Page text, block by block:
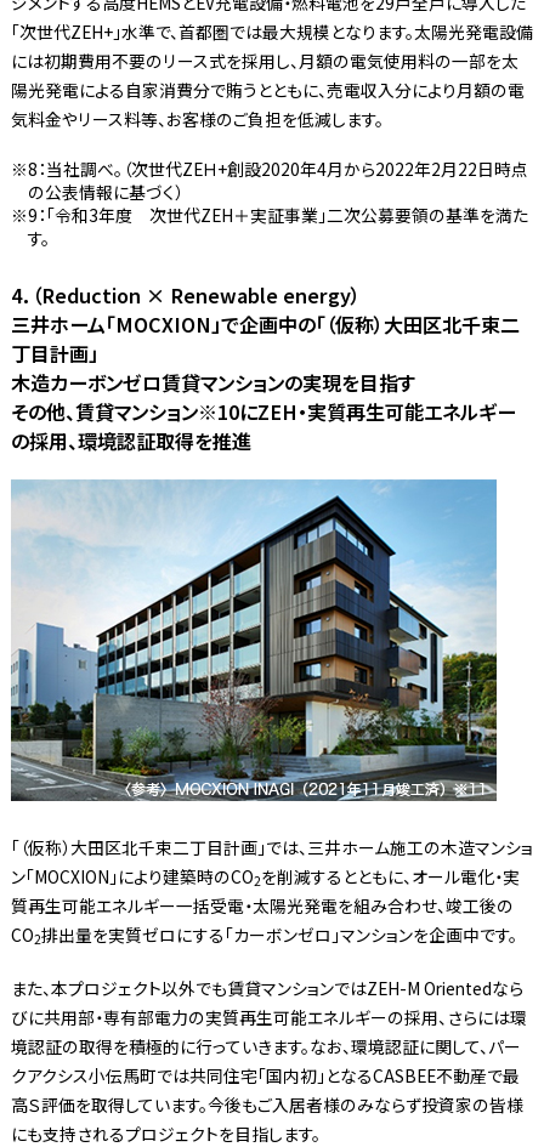
「次世代ZEH+」水準で、首都圏では最大規模となります。太陽光発電設備
には初期費用不要のリース式を採用し、月額の電気使用料の一部を太
陽光発電による自家消費分で賄うとともに、売電収入分により月額の電
気料金やリース料等、お客様のご負担を低減します。
8：当社調べ。（次世代ZEＨ+創設2020年4月から2022年2月22日時点
の公表情報に基づく）
9：「令和3年度 次世代ZEH＋実証事業」二次公募要領の基準を満た
す。
4．（Reduction × Renewable energy）
三井ホーム「MOCXION」で企画中の「（仮称）大田区北千束二
丁目計画」
木造カーボンゼロ賃貸マンションの実現を目指す
その他、賃貸マンション※10にZEH・実質再生可能エネルギー
の採用、環境認証取得を推進
「（仮称）大田区北千束二丁目計画」では、三井ホーム施工の木造マンショ
ン「MOCXION」により建築時のCO2を削減するとともに、オール電化・実
質再生可能エネルギー一括受電・太陽光発電を組み合わせ、竣工後の
CO2排出量を実質ゼロにする「カーボンゼロ」マンションを企画中です。
また、本プロジェクト以外でも賃貸マンションではZEH-M Orientedなら
びに共用部・専有部電力の実質再生可能エネルギーの採用、さらには環
境認証の取得を積極的に行っていきます。なお、環境認証に関して、パー
クアクシス小伝馬町では共同住宅「国内初」となるCASBEE不動産で最
高Ｓ評価を取得しています。今後もご入居者様のみならず投資家の皆様
にも支持されるプロジェクトを目指します。